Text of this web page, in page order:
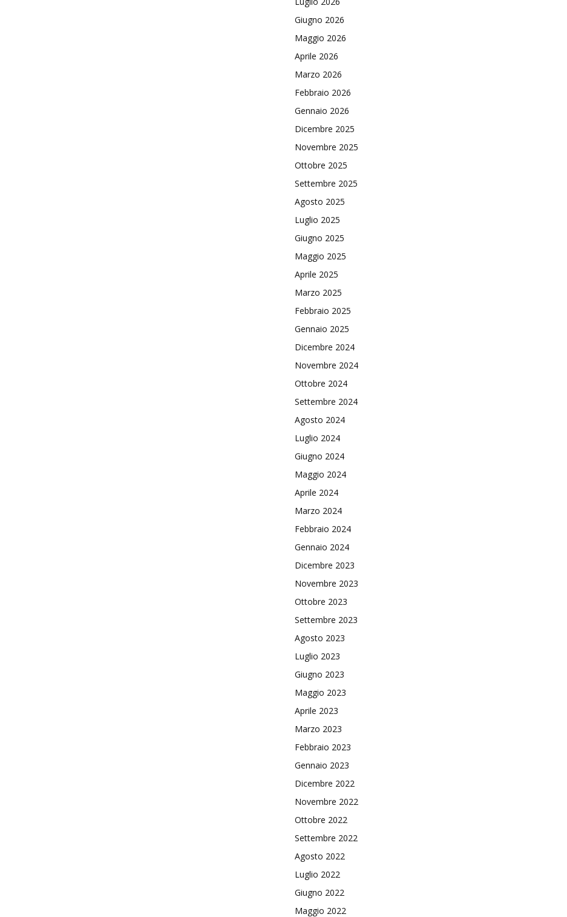
Giugno 2026
Maggio 2026
Aprile 2026
Marzo 2026
Febbraio 2026
Gennaio 2026
Dicembre 2025
Novembre 2025
Ottobre 2025
Settembre 2025
Agosto 2025
Luglio 2025
Giugno 2025
Maggio 2025
Aprile 2025
Marzo 2025
Febbraio 2025
Gennaio 2025
Dicembre 2024
Novembre 2024
Ottobre 2024
Settembre 2024
Agosto 2024
Luglio 2024
Giugno 2024
Maggio 2024
Aprile 2024
Marzo 2024
Febbraio 2024
Gennaio 2024
Dicembre 2023
Novembre 2023
Ottobre 2023
Settembre 2023
Agosto 2023
Luglio 2023
Giugno 2023
Maggio 2023
Aprile 2023
Marzo 2023
Febbraio 2023
Gennaio 2023
Dicembre 2022
Novembre 2022
Ottobre 2022
Settembre 2022
Agosto 2022
Luglio 2022
Giugno 2022
Maggio 2022